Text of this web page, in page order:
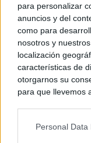
para personalizar
anuncios y del
como para
nosotros y
localización
características de
otorgarnos su
para que llevemos
negar su
Personal